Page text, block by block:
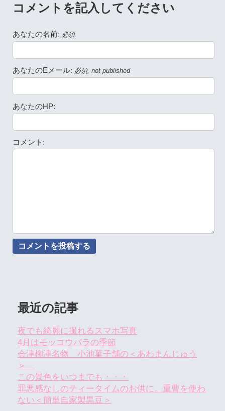
コメントを記入してください
あなたの名前: 必須
あなたのEメール: 必須, not published
あなたのHP:
コメント:
最近の記事
夜でも綺麗に撮れるスマホ写真
4月はモッコウバラの季節
会津柳津名物 小池菓子舗の＜あわまんじゅう
＞
この景色をいつまでも・・・
罪悪感なしのティータイムのお供に。重曹を使わ
ない＜簡単自家製黒豆＞